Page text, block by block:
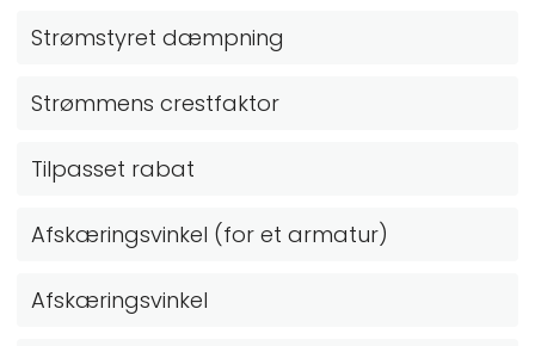
Strømstyret dæmpning
Strømmens crestfaktor
Tilpasset rabat
Afskæringsvinkel (for et armatur)
Afskæringsvinkel